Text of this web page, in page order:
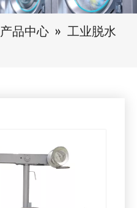
产品中心 » 工业脱水